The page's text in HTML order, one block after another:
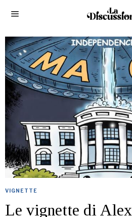
VIGNETTE
Le vignette di Alex